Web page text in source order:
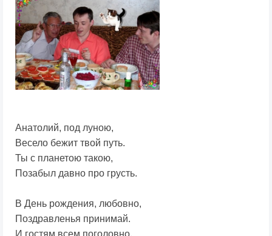
Анатолий, под луною,
Весело бежит твой путь.
Ты с планетою такою,
Позабыл давно про грусть.
В День рождения, любовно,
Поздравленья принимай.
И гостям всем поголовно,